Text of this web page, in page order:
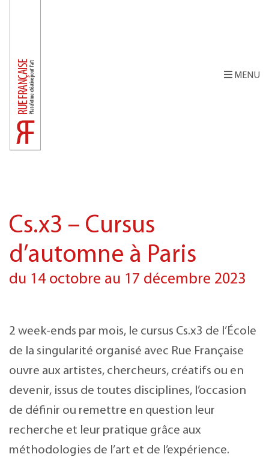
MENU
Cs.x3 – Cursus
d’automne à Paris
du 14 octobre au 17 décembre 2023
2 week-ends par mois, le cursus Cs.x3 de l’École
de la singularité organisé avec Rue Française
ouvre aux artistes, chercheurs, créatifs ou en
devenir, issus de toutes disciplines, l’occasion
de définir ou remettre en question leur
recherche et leur pratique grâce aux
méthodologies de l’art et de l’expérience.